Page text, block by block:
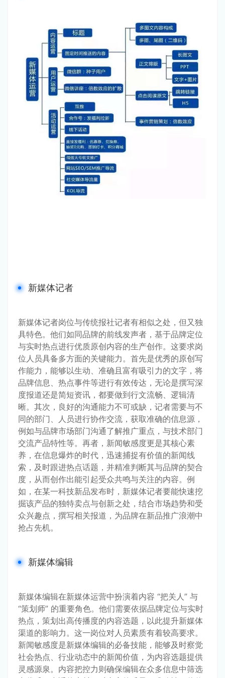
新媒体记者
新媒体记者岗位与传统报社记者有相似之处，但又独
具特色。他们如同品牌的前线发声者，基于品牌定位
与实时热点进行优质原创内容的生产创作。这要求岗
位人员具备多方面的关键能力。首先是优秀的原创写
作能力，能够以生动、准确且富有吸引力的文字，将
品牌信息、热点事件等进行有效传达，无论是撰写深
度报道还是简短资讯，都要做到行文流畅、逻辑清
晰。其次，良好的沟通能力不可或缺，记者需要与不
同的部门、人员进行协作交流，获取准确的信息源，
例如与品牌市场部门沟通了解推广重点，与技术部门
交流产品特性等。再者，新闻敏感度更是其核心素
养，在信息爆炸的时代，迅速捕捉有价值的新闻线
索，及时跟进热点话题，并精准判断其与品牌的契合
度，从而创作出能引起受众共鸣与关注的内容。例
如，在某一科技新品发布时，新媒体记者要能快速挖
掘该产品的独特卖点与创新之处，结合市场趋势和受
众兴趣点，撰写相关报道，为品牌在新品推广浪潮中
抢占先机。
新媒体编辑
新媒体编辑在新媒体运营中扮演着内容 “把关人” 与
“策划师” 的重要角色。他们需要依据品牌定位与实时
热点，策划出高传播度的内容选题，以此提升新媒体
渠道的影响力。这一岗位对人员素质有着较高要求。
新闻敏感度是新媒体编辑的必备技能，能够及时察觉
社会热点、行业动态中的新闻价值，为内容选题提供
灵感源泉。内容把控力则确保编辑在众多信息中筛选